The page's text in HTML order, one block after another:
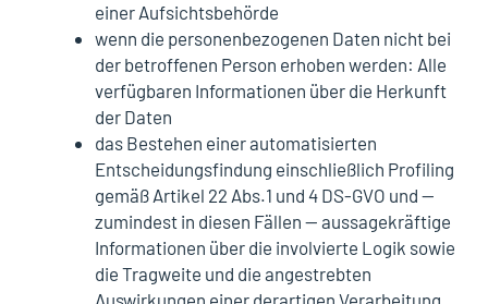
einer Aufsichtsbehörde
wenn die personenbezogenen Daten nicht bei
der betroffenen Person erhoben werden: Alle
verfügbaren Informationen über die Herkunft
der Daten
das Bestehen einer automatisierten
Entscheidungsfindung einschließlich Profiling
gemäß Artikel 22 Abs.1 und 4 DS-GVO und —
zumindest in diesen Fällen — aussagekräftige
Informationen über die involvierte Logik sowie
die Tragweite und die angestrebten
Auswirkungen einer derartigen Verarbeitung